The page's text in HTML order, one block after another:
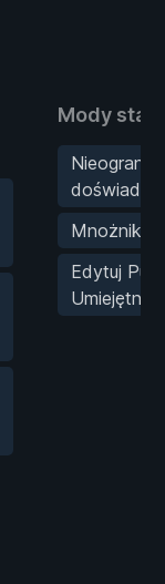
Mody
Mnożnik
Edytuj